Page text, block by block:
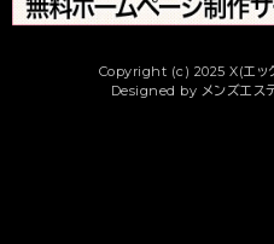
Copyright (c) 2025 X(エ
Designed by メンズエス